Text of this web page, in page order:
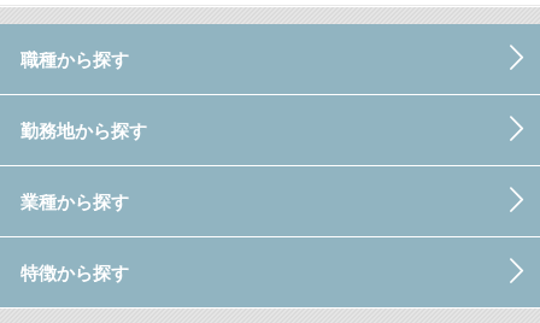
職種から探す
勤務地から探す
業種から探す
特徴から探す